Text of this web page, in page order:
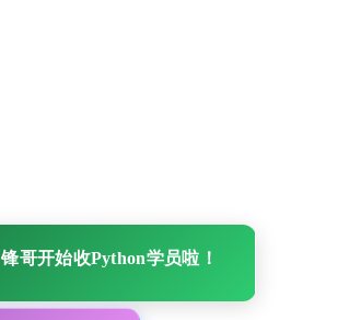
锋哥开始收Python学员啦！